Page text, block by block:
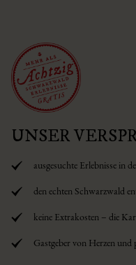
UNSER
ausgesuchte Erlebnisse in
den echten Schwarzwald
keine Extrakosten – die
Gastgeber von Herzen und